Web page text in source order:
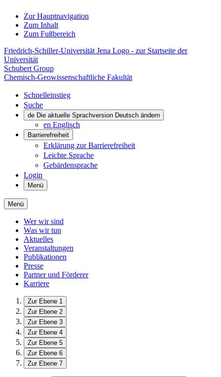
Zur Hauptnavigation
Zum Inhalt
Zum Fußbereich
Friedrich-Schiller-Universität Jena Logo - zur Startseite der
Universität
Schubert Group
Chemisch-Geowissenschaftliche Fakultät
Schnelleinstieg
Suche
de Die aktuelle Sprachversion Deutsch ändern
en Englisch
Barrierefreiheit
Erklärung zur Barrierefreiheit
Leichte Sprache
Gebärdensprache
Login
Menü
Menü
Wer wir sind
Was wir tun
Aktuelles
Veranstaltungen
Publikationen
Presse
Partner und Förderer
Karriere
Zur Ebene 1
Zur Ebene 2
Zur Ebene 3
Zur Ebene 4
Zur Ebene 5
Zur Ebene 6
Zur Ebene 7